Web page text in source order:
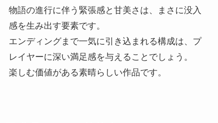
物語の進行に伴う緊張感と甘美さは、まさに没入
感を生み出す要素です。
エンディングまで一気に引き込まれる構成は、プ
レイヤーに深い満足感を与えることでしょう。
楽しむ価値がある素晴らしい作品です。